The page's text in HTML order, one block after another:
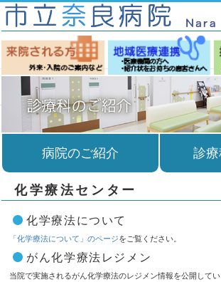
病院のご紹介 診
化学療法センター
化学療法について
「化学療法について」のページをご覧ください。
がん化学療法レジメン
当院で実施されるがん化学療法のレジメン情報を公開してい